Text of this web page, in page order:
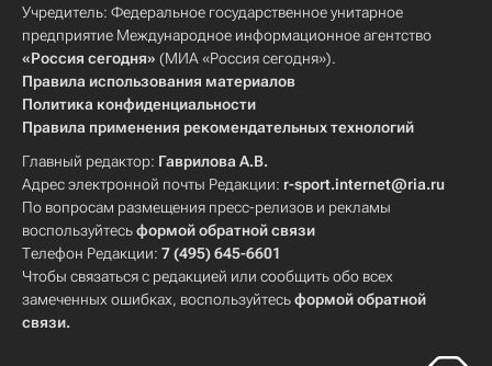
Учредитель: Федеральное государственное унитарное
предприятие Международное информационное агентство
«Россия сегодня» (МИА «Россия сегодня»).
Правила использования материалов
Политика конфиденциальности
Правила применения рекомендательных технологий
Главный редактор: Гаврилова А.В.
Адрес электронной почты Редакции: r-sport.internet@ria.ru
По вопросам размещения пресс-релизов и рекламы
воспользуйтесьформой обратной связи
Телефон Редакции: 7 (495) 645-6601
Чтобы связаться с редакцией или сообщить обо всех
замеченных ошибках, воспользуйтесьформой обратной
связи.